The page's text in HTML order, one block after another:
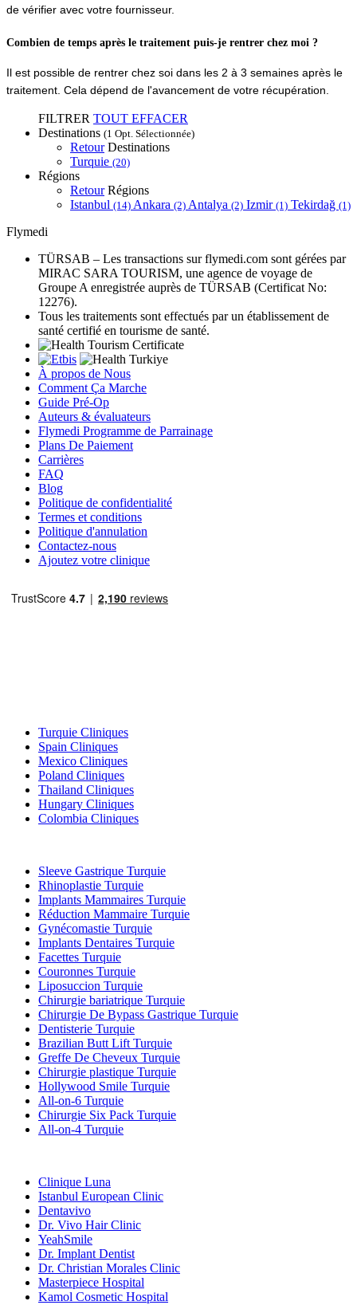
de vérifier avec votre fournisseur.
Combien de temps après le traitement puis-je rentrer chez moi ?
Il est possible de rentrer chez soi dans les 2 à 3 semaines après le
traitement. Cela dépend de l'avancement de votre récupération.
FILTRER TOUT EFFACER
Destinations (1 Opt. Sélectionnée)
Retour Destinations
Turquie (20)
Régions
Retour Régions
Istanbul (14) Ankara (2) Antalya (2) Izmir (1) Tekirdağ (1)
Flymedi
TÜRSAB – Les transactions sur flymedi.com sont gérées par
MIRAC SARA TOURISM, une agence de voyage de
Groupe A enregistrée auprès de TÜRSAB (Certificat No:
12276).
Tous les traitements sont effectués par un établissement de
santé certifié en tourisme de santé.
À propos de Nous
Comment Ça Marche
Guide Pré-Op
Auteurs & évaluateurs
Flymedi Programme de Parrainage
Plans De Paiement
Carrières
FAQ
Blog
Politique de confidentialité
Termes et conditions
Politique d'annulation
Contactez-nous
Ajoutez votre clinique
Turquie Cliniques
Spain Cliniques
Mexico Cliniques
Poland Cliniques
Thailand Cliniques
Hungary Cliniques
Colombia Cliniques
Sleeve Gastrique Turquie
Rhinoplastie Turquie
Implants Mammaires Turquie
Réduction Mammaire Turquie
Gynécomastie Turquie
Implants Dentaires Turquie
Facettes Turquie
Couronnes Turquie
Liposuccion Turquie
Chirurgie bariatrique Turquie
Chirurgie De Bypass Gastrique Turquie
Dentisterie Turquie
Brazilian Butt Lift Turquie
Greffe De Cheveux Turquie
Chirurgie plastique Turquie
Hollywood Smile Turquie
All-on-6 Turquie
Chirurgie Six Pack Turquie
All-on-4 Turquie
Clinique Luna
Istanbul European Clinic
Dentavivo
Dr. Vivo Hair Clinic
YeahSmile
Dr. Implant Dentist
Dr. Christian Morales Clinic
Masterpiece Hospital
Kamol Cosmetic Hospital